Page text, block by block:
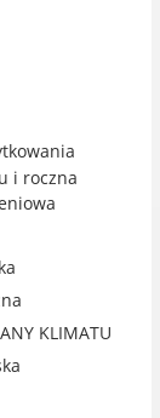
w Luboniu
i
i
i roczna
KLIMATU